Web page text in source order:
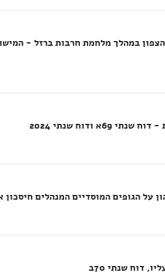
במהלך מלחמת חרבות ברזל -
ודוח שנתי 2024
הגופים המוסדיים המנהלים חיסכון
דוח שנתי 70ב